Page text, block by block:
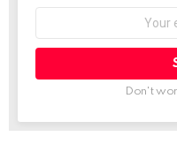
Don't